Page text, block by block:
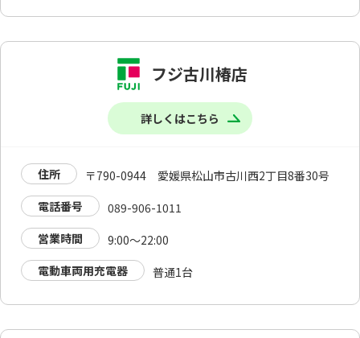
フジ古川椿店
詳しくはこちら
住所
〒790-0944 愛媛県松山市古川西2丁目8番30号
電話番号
089-906-1011
営業時間
9:00～22:00
電動車両用充電器
普通1台